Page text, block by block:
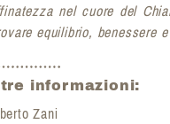
nel cuore del
equilibrio, benessere
informazioni:
Zani